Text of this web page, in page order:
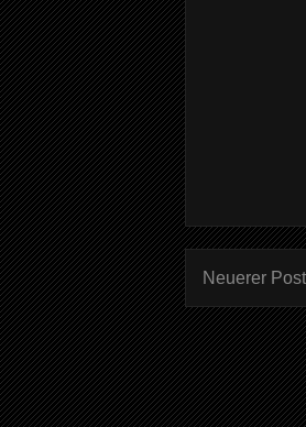
Neuerer Post